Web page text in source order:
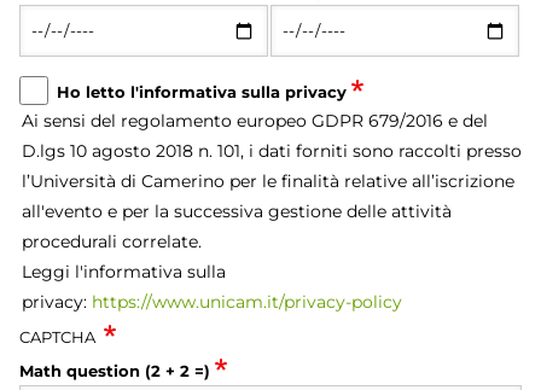
Ho letto l'informativa sulla privacy
Ai sensi del regolamento europeo GDPR 679/2016 e del
D.lgs 10 agosto 2018 n. 101, i dati forniti sono raccolti presso
l’Università di Camerino per le finalità relative all’iscrizione
all'evento e per la successiva gestione delle attività
procedurali correlate.
Leggi l'informativa sulla
privacy: https://www.unicam.it/privacy-policy
CAPTCHA
Math question (2 + 2 =)